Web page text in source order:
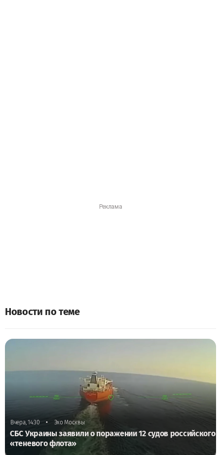
Новости по теме
Вчера, 14:30 • Эхо Москвы
СБС Украины заявили о поражении 12 судов российского
«теневого флота»